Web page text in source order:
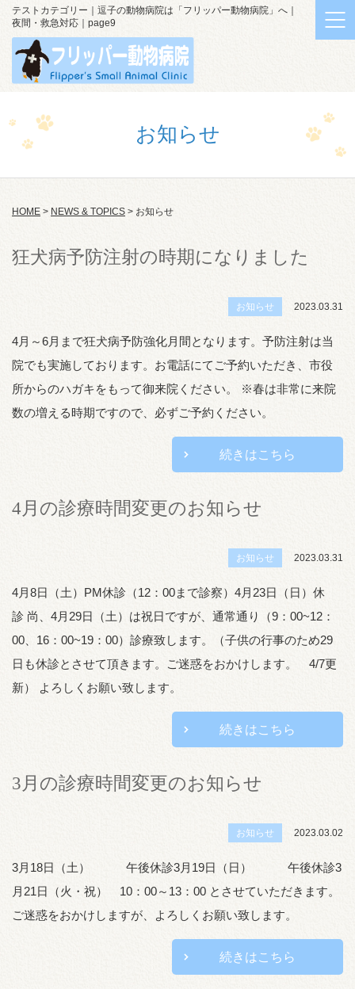
テストカテゴリー｜逗子の動物病院は「フリッパー動物病院」へ｜
夜間・救急対応｜page9
お知らせ
HOME > NEWS & TOPICS > お知らせ
狂犬病予防注射の時期になりました
お知らせ 2023.03.31
4月～6月まで狂犬病予防強化月間となります。予防注射は当
院でも実施しております。お電話にてご予約いただき、市役
所からのハガキをもって御来院ください。 ※春は非常に来院
数の増える時期ですので、必ずご予約ください。
続きはこちら
4月の診療時間変更のお知らせ
お知らせ 2023.03.31
4月8日（土）PM休診（12：00まで診察）4月23日（日）休
診 尚、4月29日（土）は祝日ですが、通常通り（9：00~12：
00、16：00~19：00）診療致します。（子供の行事のため29
日も休診とさせて頂きます。ご迷惑をおかけします。 4/7更
新） よろしくお願い致します。
続きはこちら
3月の診療時間変更のお知らせ
お知らせ 2023.03.02
3月18日（土） 午後休診3月19日（日） 午後休診3
月21日（火・祝） 10：00～13：00 とさせていただきます。
ご迷惑をおかけしますが、よろしくお願い致します。
続きはこちら